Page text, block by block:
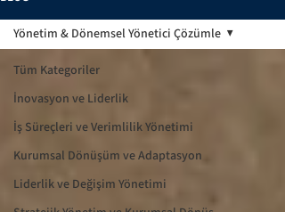
Tüm Kategoriler
İnovasyon ve Liderlik
İş Süreçleri ve Verimlilik Yönetimi
Kurumsal Dönüşüm ve Adaptasyon
Liderlik ve Değişim Yönetimi
Yönetim & Dönemsel Yönetici Çözümle